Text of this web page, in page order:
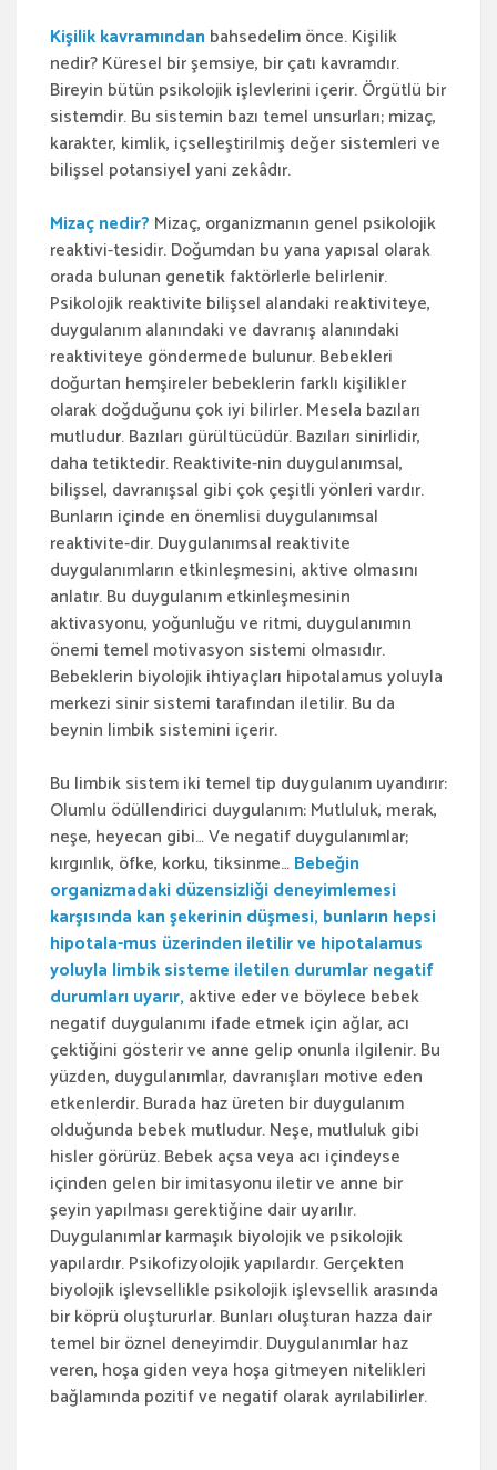
Kişilik kavramındanbahsedelim önce. Kişilik
nedir? Küresel bir şemsiye, bir çatı kavramdır.
Bireyin bütün psikolojik işlevlerini içerir. Örgütlü bir
sistemdir. Bu sistemin bazı temel unsurları; mizaç,
karakter, kimlik, içselleştirilmiş değer sistemleri ve
bilişsel potansiyel yani zekâdır.
Mizaç nedir? Mizaç, organizmanın genel psikolojik
reaktivi-tesidir. Doğumdan bu yana yapısal olarak
orada bulunan genetik faktörlerle belirlenir.
Psikolojik reaktivite bilişsel alandaki reaktiviteye,
duygulanım alanındaki ve davranış alanındaki
reaktiviteye göndermede bulunur. Bebekleri
doğurtan hemşireler bebeklerin farklı kişilikler
olarak doğduğunu çok iyi bilirler. Mesela bazıları
mutludur. Bazıları gürültücüdür. Bazıları sinirlidir,
daha tetiktedir. Reaktivite-nin duygulanımsal,
bilişsel, davranışsal gibi çok çeşitli yönleri vardır.
Bunların içinde en önemlisi duygulanımsal
reaktivite-dir. Duygulanımsal reaktivite
duygulanımların etkinleşmesini, aktive olmasını
anlatır. Bu duygulanım etkinleşmesinin
aktivasyonu, yoğunluğu ve ritmi, duygulanımın
önemi temel motivasyon sistemi olmasıdır.
Bebeklerin biyolojik ihtiyaçları hipotalamus yoluyla
merkezi sinir sistemi tarafından iletilir. Bu da
beynin limbik sistemini içerir.
Bu limbik sistem iki temel tip duygulanım uyandırır:
Olumlu ödüllendirici duygulanım: Mutluluk, merak,
neşe, heyecan gibi… Ve negatif duygulanımlar;
kırgınlık, öfke, korku, tiksinme…Bebeğin
organizmadaki düzensizliği deneyimlemesi
karşısında kan şekerinin düşmesi, bunların hepsi
hipotala-mus üzerinden iletilir ve hipotalamus
yoluyla limbik sisteme iletilen durumlar negatif
durumları uyarır, aktive eder ve böylece bebek
negatif duygulanımı ifade etmek için ağlar, acı
çektiğini gösterir ve anne gelip onunla ilgilenir. Bu
yüzden, duygulanımlar, davranışları motive eden
etkenlerdir. Burada haz üreten bir duygulanım
olduğunda bebek mutludur. Neşe, mutluluk gibi
hisler görürüz. Bebek açsa veya acı içindeyse
içinden gelen bir imitasyonu iletir ve anne bir
şeyin yapılması gerektiğine dair uyarılır.
Duygulanımlar karmaşık biyolojik ve psikolojik
yapılardır. Psikofizyolojik yapılardır. Gerçekten
biyolojik işlevsellikle psikolojik işlevsellik arasında
bir köprü oluştururlar. Bunları oluşturan hazza dair
temel bir öznel deneyimdir. Duygulanımlar haz
veren, hoşa giden veya hoşa gitmeyen nitelikleri
bağlamında pozitif ve negatif olarak ayrılabilirler.